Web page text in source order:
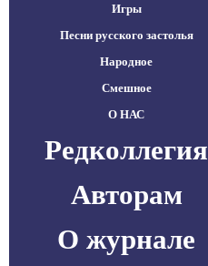
Игры
Песни русского застолья
Народное
Смешное
О НАС
Редколлегия
Авторам
О журнале